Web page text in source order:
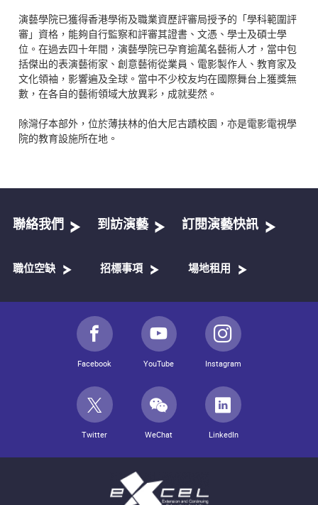
演藝學院已獲得香港學術及職業資歷評審局授予的「學科範圍評
審」資格，能夠自行監察和評審其證書、文憑、學士及碩士學
位。在過去四十年間，演藝學院已孕育逾萬名藝術人才，當中包
括傑出的表演藝術家、創意藝術從業員、電影製作人、教育家及
文化領袖，影響遍及全球。當中不少校友均在國際舞台上獲獎無
數，在各自的藝術領域大放異彩，成就斐然。
除灣仔本部外，位於薄扶林的伯大尼古蹟校園，亦是電影電視學
院的教育設施所在地。
聯絡我們 到訪演藝 訂閱演藝快訊
職位空缺 招標事項 場地租用
Facebook YouTube Instagram
Twitter WeChat LinkedIn